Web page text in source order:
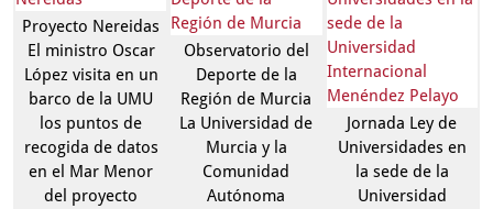
Proyecto Nereidas
El ministro Oscar
López visita en un
barco de la UMU
los puntos de
recogida de datos
en el Mar Menor
del proyecto
Observatorio del
Deporte de la
Región de Murcia
La Universidad de
Murcia y la
Comunidad
Autónoma
Jornada Ley de
Universidades en
la sede de la
Universidad